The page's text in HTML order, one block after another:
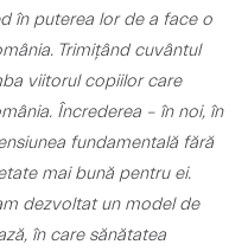
în puterea lor de a face o
Trimițând cuvântul
viitorul copiilor care
Încrederea – în noi, în
fundamentală fără
mai bună pentru ei.
dezvoltat un model de
în care sănătatea